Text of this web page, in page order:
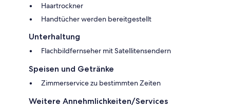
Haartrockner
Handtücher werden bereitgestellt
Unterhaltung
Flachbildfernseher mit Satellitensendern
Speisen und Getränke
Zimmerservice zu bestimmten Zeiten
Weitere Annehmlichkeiten/Services